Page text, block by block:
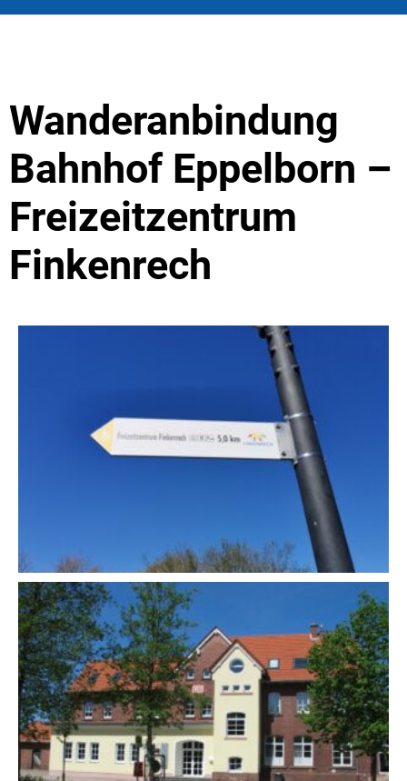
Wanderanbindung
Bahnhof Eppelborn –
Freizeitzentrum
Finkenrech